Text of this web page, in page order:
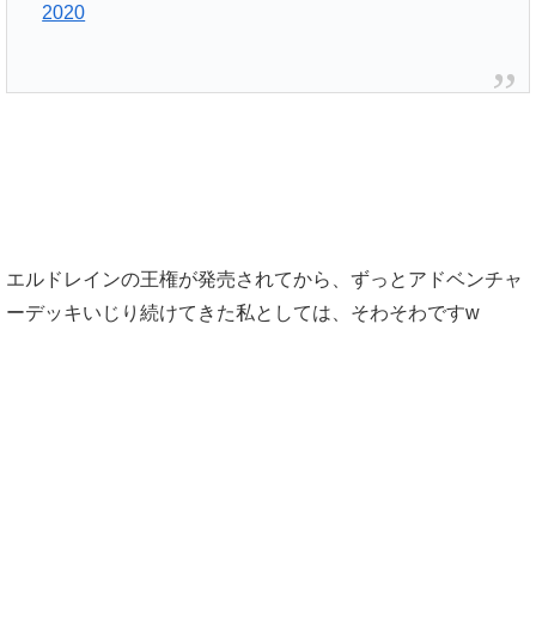
2020
エルドレインの王権が発売されてから、ずっとアドベンチャ
ーデッキいじり続けてきた私としては、そわそわですw